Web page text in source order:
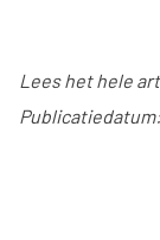
Lees het hele